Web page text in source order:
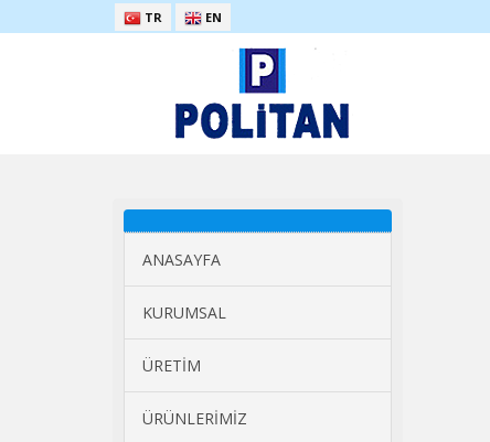
TR EN
ANASAYFA
KURUMSAL
ÜRETİM
ÜRÜNLERİMİZ